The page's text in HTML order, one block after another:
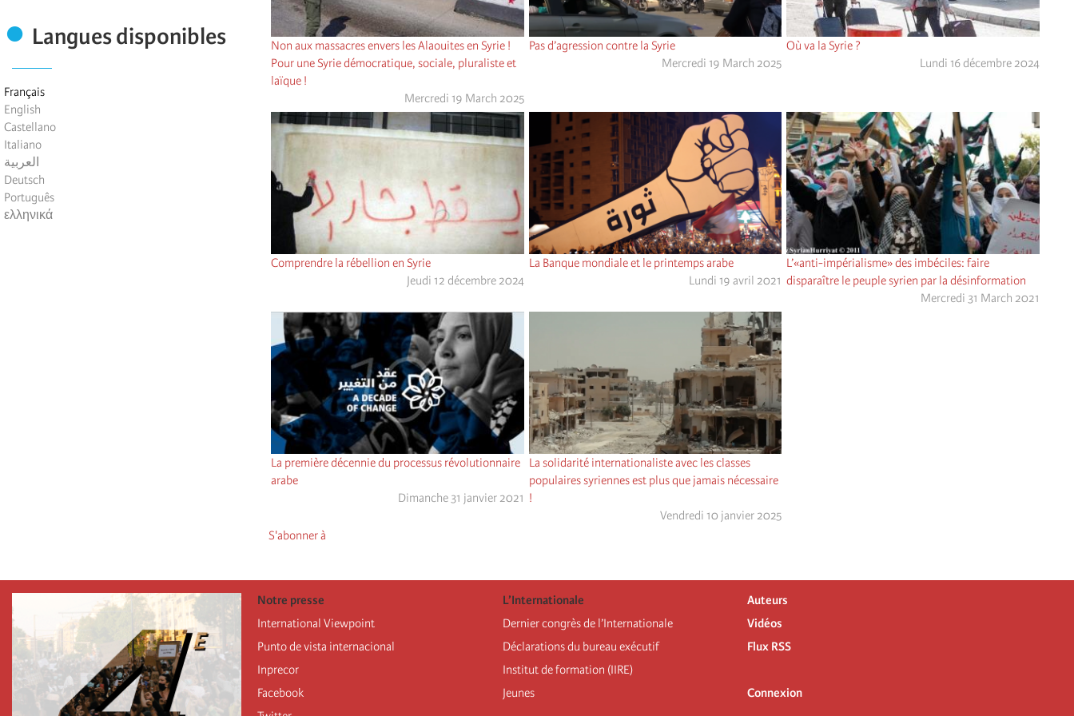
Langues disponibles
Français
English
Castellano
Italiano
العربية
Deutsch
Português
ελληνικά
Non aux massacres envers les Alaouites en Syrie !
Pour une Syrie démocratique, sociale, pluraliste et
laïque !
Mercredi 19 March 2025
Pas d’agression contre la Syrie
Mercredi 19 March 2025
Où va la Syrie ?
Lundi 16 décembre 2024
Comprendre la rébellion en Syrie
Jeudi 12 décembre 2024
La Banque mondiale et le printemps arabe
Lundi 19 avril 2021
L’«anti-impérialisme» des imbéciles: faire
disparaître le peuple syrien par la désinformation
Mercredi 31 March 2021
La première décennie du processus révolutionnaire
arabe
Dimanche 31 janvier 2021
La solidarité internationaliste avec les classes
populaires syriennes est plus que jamais nécessaire
!
Vendredi 10 janvier 2025
S'abonner à
Notre presse
International Viewpoint
Punto de vista internacional
Inprecor
Facebook
L’Internationale
Dernier congrès de l’Internationale
Déclarations du bureau exécutif
Institut de formation (IIRE)
Jeunes
Auteurs
Vidéos
Flux RSS
Connexion